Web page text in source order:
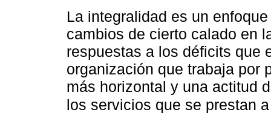
La integralidad es un
cambios de cierto calado en
respuestas a los déficits que
organización que trabaja por
más horizontal y una actitud
los servicios que se prestan